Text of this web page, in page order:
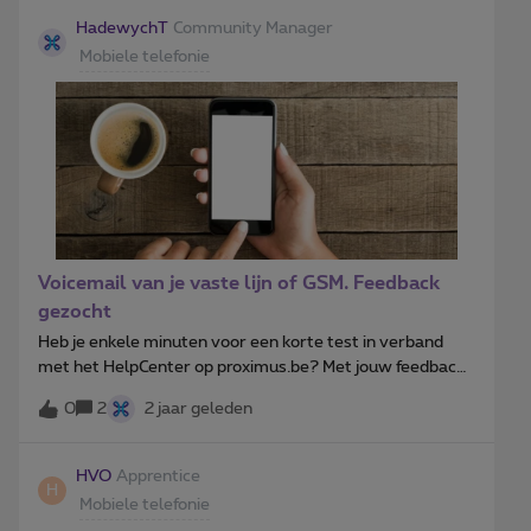
opgenomen met de klantendienst maar die hangen op
omdat ze zeggen dat ze me niet kunnen helpen. Ik
de melding dat ik mij moet identificeren. Maar dat lukt
dus niet.Kan iemand helpen aub?Dankjewel!
HadewychT Community Manager
Mobiele telefonie
Voicemail van je vaste lijn of GSM. Feedback
gezocht
Heb je enkele minuten voor een korte test in verband
met het HelpCenter op proximus.be? Met jouw feedback
hulppagina’s verbeteren. Voor de test, klik hier!Hartelijk
balk rechtsboven
0 2 2 jaar geleden
H
HVO Apprentice
Mobiele telefonie